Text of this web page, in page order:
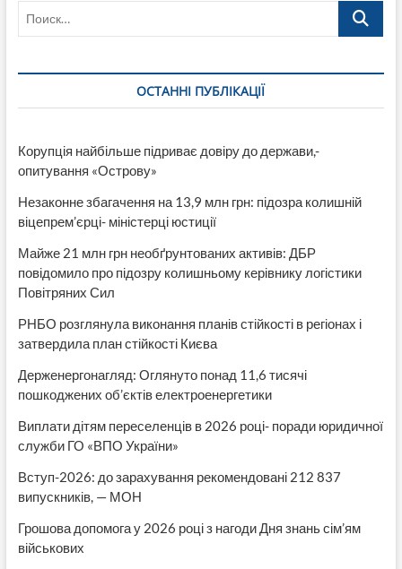
Поиск…
ОСТАННІ ПУБЛІКАЦІЇ
Корупція найбільше підриває довіру до держави,-
опитування «Острову»
Незаконне збагачення на 13,9 млн грн: підозра колишній
віцепрем’єрці- міністерці юстиції
Майже 21 млн грн необґрунтованих активів: ДБР
повідомило про підозру колишньому керівнику логістики
Повітряних Сил
РНБО розглянула виконання планів стійкості в регіонах і
затвердила план стійкості Києва
Держенергонагляд: Оглянуто понад 11,6 тисячі
пошкоджених об’єктів електроенергетики
Виплати дітям переселенців в 2026 році- поради юридичної
служби ГО «ВПО України»
Вступ-2026: до зарахування рекомендовані 212 837
випускників, — МОН
Грошова допомога у 2026 році з нагоди Дня знань сім’ям
військових